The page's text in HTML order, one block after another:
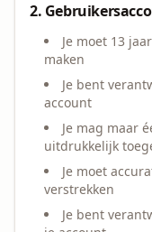
2.
Je moet 13
maken
Je bent
account
Je mag maar
uitdrukkelijk
Je moet
verstrekken
Je bent